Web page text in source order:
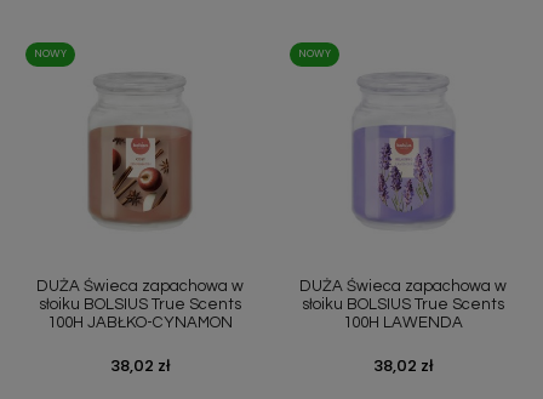
DUŻA Świeca zapachowa w
słoiku BOLSIUS True Scents
100H JABŁKO-CYNAMON
Cena
38,02 zł
NOWY
DUŻA Świeca zapachowa w
słoiku BOLSIUS True Scents
100H LAWENDA
Cena
38,02 zł
NOWY